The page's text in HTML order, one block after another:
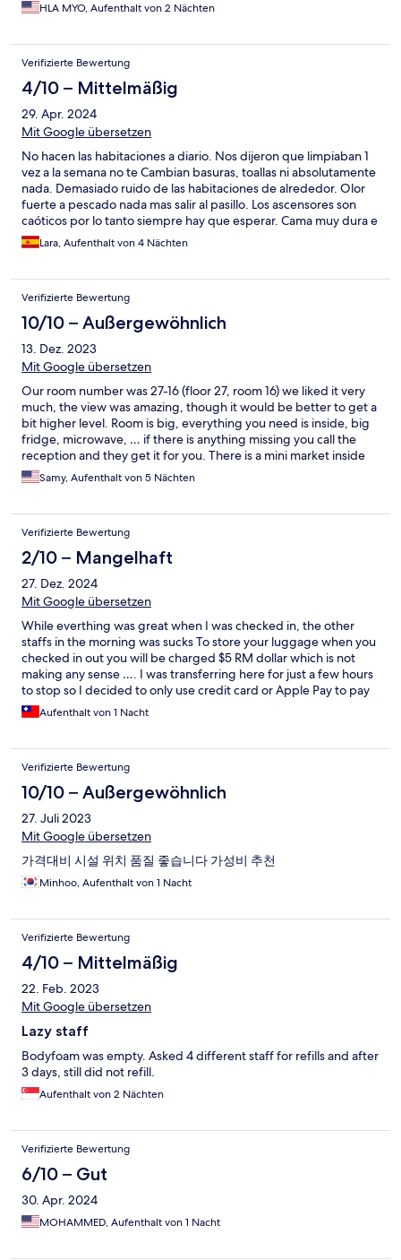
HLA MYO, Aufenthalt von 2 Nächten
Verifizierte Bewertung
4/10 – Mittelmäßig
29. Apr. 2024
Mit Google übersetzen
No hacen las habitaciones a diario. Nos dijeron que limpiaban 1
vez a la semana no te Cambian basuras, toallas ni absolutamente
nada. Demasiado ruido de las habitaciones de alrededor. Olor
fuerte a pescado nada mas salir al pasillo. Los ascensores son
caóticos por lo tanto siempre hay que esperar. Cama muy dura e
incómoda y para rematar hay una mezquita cerca y a las 6 de la
mañana es la primera llamada al rezo así que si quieres descansar
Lara, Aufenthalt von 4 Nächten
Verifizierte Bewertung
10/10 – Außergewöhnlich
13. Dez. 2023
Mit Google übersetzen
Our room number was 27-16 (floor 27, room 16) we liked it very
much, the view was amazing, though it would be better to get a
bit higher level. Room is big, everything you need is inside, big
fridge, microwave, … if there is anything missing you call the
reception and they get it for you. There is a mini market inside
the hotel next to the lobby, which we got most of our needs
(water, snacks, juices, icecream, etc.. ) that was a plus really. The
elevator to come, 48 floor building with only 4 elevators is not
enough for all the people wanting to go up. That is the only
downside for me. Other than that, I recommend this place, and
I would come here again.
Samy, Aufenthalt von 5 Nächten
Verifizierte Bewertung
2/10 – Mangelhaft
27. Dez. 2024
Mit Google übersetzen
While everthing was great when I was checked in, the other
staffs in the morning was sucks To store your luggage when you
checked in out you will be charged $5 RM dollar which is not
making any sense …. I was transferring here for just a few hours
to stop so I decided to only use credit card or Apple Pay to pay
easier . I asked the staffs that I can only pay by credit card as I
paid the same deposit in exactly here at the lobby but she
luggage kept. So I supposed she understood as I explained that
I can only pay by card and she said I can pay when I were back.
When I got back here to take my luggage - a guy ( he said he is
the manager here) said I must pay by cash and I explained again
that I was just transferring here without any Malaysia dollar but
US dollar and credit card . He said NO and also said why you
don’t exchange money -That’s my business actually not his
business …… also i explained that I can pay by cash in US dollar
which is the only I have . Then I give him $10 UD dollar and he
tourists or people who transfer here. I paid $ 10 dollars to just
keep my luggage for a hour and that service is not included to
the rate of my room.
Aufenthalt von 1 Nacht
Verifizierte Bewertung
10/10 – Außergewöhnlich
27. Juli 2023
Mit Google übersetzen
가격대비 시설 위치 품질 좋습니다 가성비 추천
Minhoo, Aufenthalt von 1 Nacht
Verifizierte Bewertung
4/10 – Mittelmäßig
22. Feb. 2023
Mit Google übersetzen
Lazy staff
Bodyfoam was empty. Asked 4 different staff for refills and after
3 days, still did not refill.
Aufenthalt von 2 Nächten
Verifizierte Bewertung
6/10 – Gut
30. Apr. 2024
MOHAMMED, Aufenthalt von 1 Nacht